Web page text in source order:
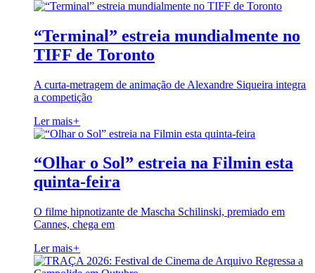
“Terminal” estreia mundialmente no
TIFF de Toronto
A curta-metragem de animação de Alexandre Siqueira integra
a competição
Ler mais+
“Olhar o Sol” estreia na Filmin esta
quinta-feira
O filme hipnotizante de Mascha Schilinski, premiado em
Cannes, chega em
Ler mais+